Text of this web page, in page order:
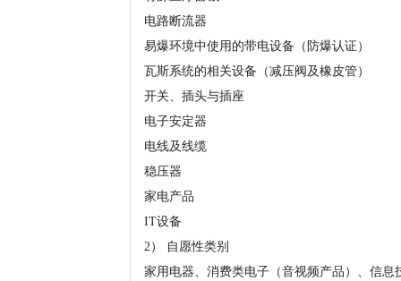
电路断流器
易爆环境中使用的带电设备（防爆认证）
瓦斯系统的相关设备（减压阀及橡皮管）
开关、插头与插座
电子安定器
电线及线缆
稳压器
家电产品
IT设备
2） 自愿性类别
家用电器、消费类电子（音视频产品）、信息